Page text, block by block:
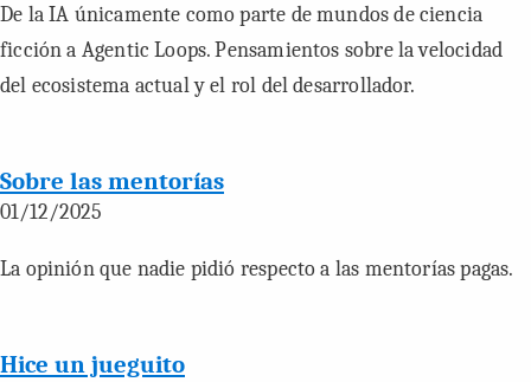
De la IA únicamente como parte de mundos de ciencia
ficción a Agentic Loops. Pensamientos sobre la velocidad
del ecosistema actual y el rol del desarrollador.
Sobre las mentorías
01/12/2025
La opinión que nadie pidió respecto a las mentorías pagas.
Hice un jueguito